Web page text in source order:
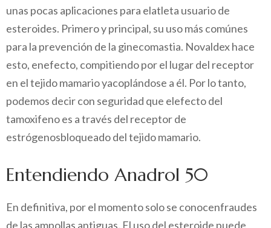
unas pocas aplicaciones para elatleta usuario de
esteroides. Primero y principal, su uso más comúnes
para la prevención de la ginecomastia. Novaldex hace
esto, enefecto, compitiendo por el lugar del receptor
en el tejido mamario yacoplándose a él. Por lo tanto,
podemos decir con seguridad que elefecto del
tamoxifeno es a través del receptor de
estrógenosbloqueado del tejido mamario.
Entendiendo Anadrol 50
En definitiva, por el momento solo se conocenfraudes
de las ampollas antiguas. El uso del esteroide puede